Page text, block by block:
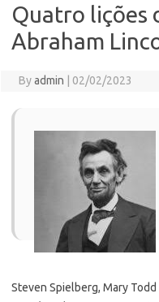
Quatro lições
Abraham
Byadmin 02/02/2023
Steven Spielberg, Mary